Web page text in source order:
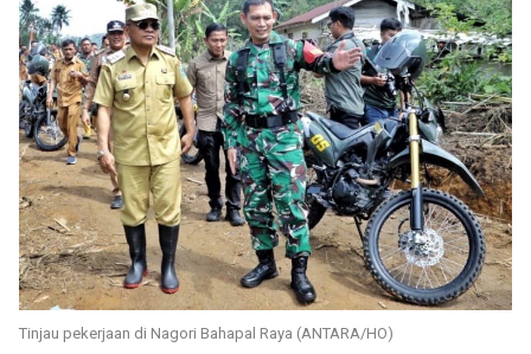
Tinjau pekerjaan di Nagori Bahapal Raya (ANTARA/HO)